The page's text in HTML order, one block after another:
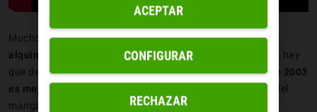
Muchos fans todavía recuerdan con cariñosu mezcla de
alquimia, conspiraciones políticas y drama familiar
. Y sí, hay
que decirlo:la versión original de Fullmetal Alchemist de 2003
es mejor dejarla en el pasado
, porque se separó mucho del
manga.
RECHAZAR
ACEPTAR
CONFIGURAR